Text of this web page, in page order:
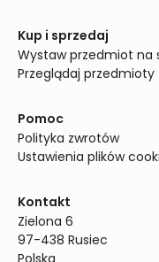
Kup i sprzedaj
Wystaw przedmiot na
Przeglądaj przedmioty
Pomoc
Polityka zwrotów
Ustawienia plików
Kontakt
Zielona 6
97-438 Rusiec
Polska